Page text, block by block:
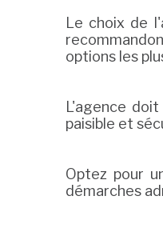
Le choix de
options les
L'agence
paisible et
Optez pour
démarches